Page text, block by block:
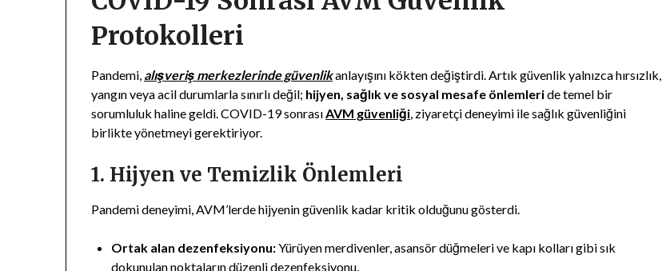
Protokolleri
Pandemi, alışveriş merkezlerinde güvenlikanlayışını kökten değiştirdi. Artık güvenlik yalnızca hırsızlık,
yangın veya acil durumlarla sınırlı değil; hijyen, sağlık ve sosyal mesafe önlemleride temel bir
sorumluluk haline geldi. COVID-19 sonrasıAVM güvenliği, ziyaretçi deneyimi ile sağlık güvenliğini
birlikte yönetmeyi gerektiriyor.
1. Hijyen ve Temizlik Önlemleri
Pandemi deneyimi, AVM’lerde hijyenin güvenlik kadar kritik olduğunu gösterdi.
Ortak alan dezenfeksiyonu:Yürüyen merdivenler, asansör düğmeleri ve kapı kolları gibi sık
dokunulan noktaların düzenli dezenfeksiyonu.